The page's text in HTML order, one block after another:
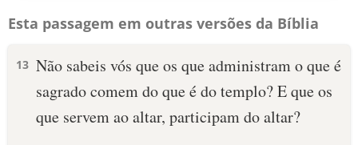
Esta passagem em outras versões da Bíblia
13 Não sabeis vós que os que administram o que é
sagrado comem do que é do templo? E que os
que servem ao altar, participam do altar?